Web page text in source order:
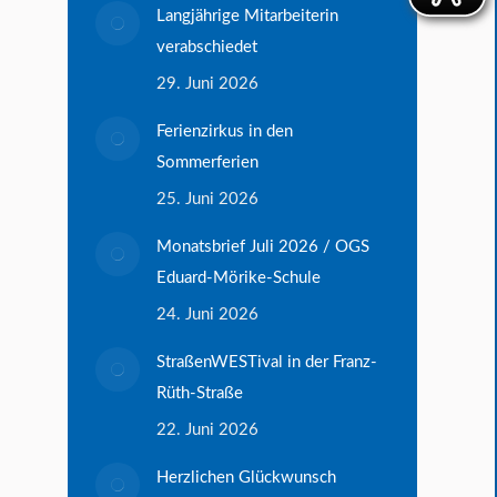
Langjährige Mitarbeiterin
verabschiedet
29. Juni 2026
Ferienzirkus in den
Sommerferien
25. Juni 2026
Monatsbrief Juli 2026 / OGS
Eduard-Mörike-Schule
24. Juni 2026
StraßenWESTival in der Franz-
Rüth-Straße
22. Juni 2026
Herzlichen Glückwunsch